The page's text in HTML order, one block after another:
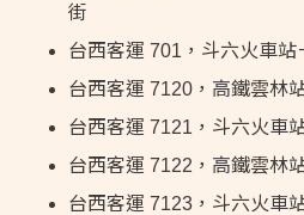
街
台西客運 701，斗六火車站
台西客運 7120，高鐵雲林
台西客運 7121，斗六火車
台西客運 7122，高鐵雲林
台西客運 7123，斗六火車